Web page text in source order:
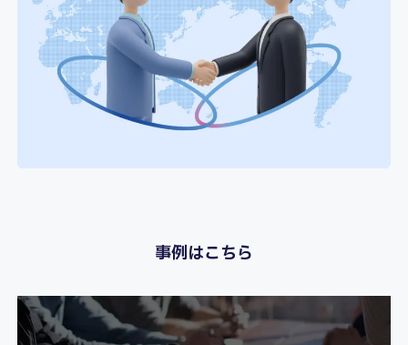
事例はこちら